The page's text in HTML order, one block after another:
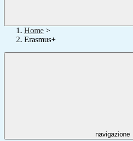
Home >
Erasmus+
navigazione